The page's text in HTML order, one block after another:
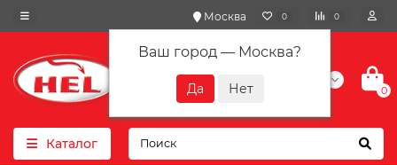
Москва
Ваш город — Москва?
0 0
+7(901) 417-10-01
0
Каталог